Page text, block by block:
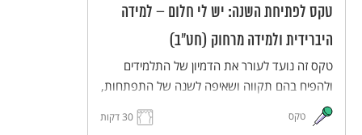
ונעילה של שערים, מעבר מקיץ לסתיו, זיכרון ותיקון
עולם. הטקס מותאם ללמידה היברידית ולמידה
מרחוק.
טקס לפתיחת השנה: יש לי חלום – למידה
היברידית ולמידה מרחוק (חט"ב)
טקס זה נועד לעורר את הדמיון של התלמידים
ולהפיח בהם תקווה ושאיפה לשנה של התפתחות,
יוזמה ועשייה. התלמידים והמורים יחלמו על העתיד
הרחוק ועל העתיד הקרוב, ישתפו זה את זה
טקס 30 דקות